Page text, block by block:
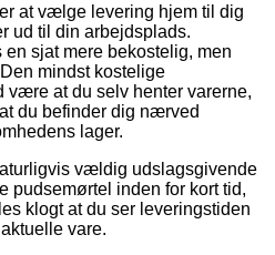
at vælge levering hjem til dig
ud til din arbejdsplads.
sjat mere bekostelig, men
mindst kostelige
være at du selv henter varerne,
du befinder dig nærved
lager.
vældig udslagsgivende
pudsemørtel inden for kort tid,
klogt at du ser leveringstiden
vare.